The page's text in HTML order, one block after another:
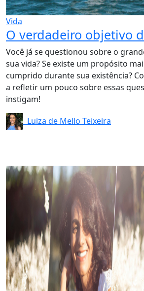
Vida
O verdadeiro objetivo
Você já se questionou sobre o
sua vida? Se existe um propósito
cumprido durante sua existência?
a refletir um pouco sobre essas
instigam!
Luiza de Mello Teixeira